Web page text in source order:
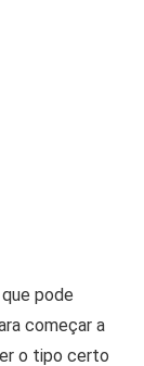
pode
começar a
o tipo certo